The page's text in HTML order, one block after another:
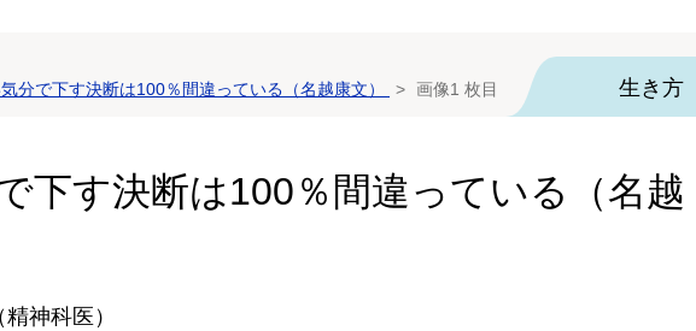
分で下す決断は100％間違っている（名越康文） 画像1 枚目 生き方
下す決断は100％間違っている（名越
神科医）